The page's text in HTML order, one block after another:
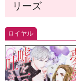
リーズ
ロイヤル